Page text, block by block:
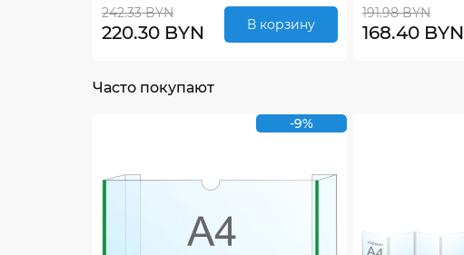
242.33 BYN
220.30 BYN В корзину
191.98 BYN
168.40 BYN
Часто покупают
-9%